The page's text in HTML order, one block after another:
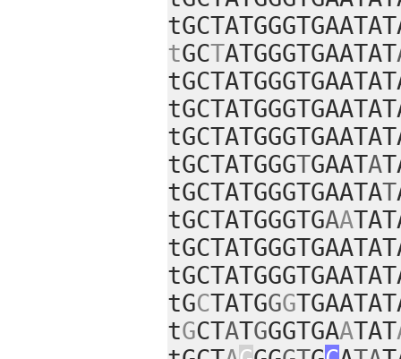
tGCTATGGGTGAATAT
tGCTATGGGTGAATA
tGCTATGGGTGAATAT
tGCTATGGGTGAA
tGCTATGGG
tGCTATGGGTGAATAT